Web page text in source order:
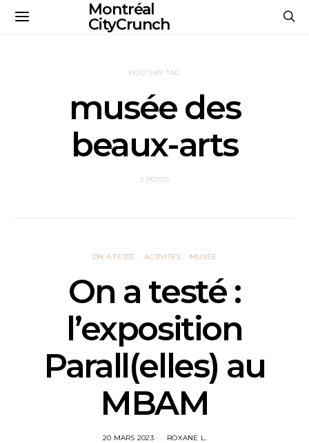
Montréal
CityCrunch
POSTS BY TAG
musée des
beaux-arts
2 POSTS
ON A TESTÉ ACTIVITÉS MUSÉE
On a testé :
l’exposition
Parall(elles) au
MBAM
20 MARS 2023 ROXANE L.